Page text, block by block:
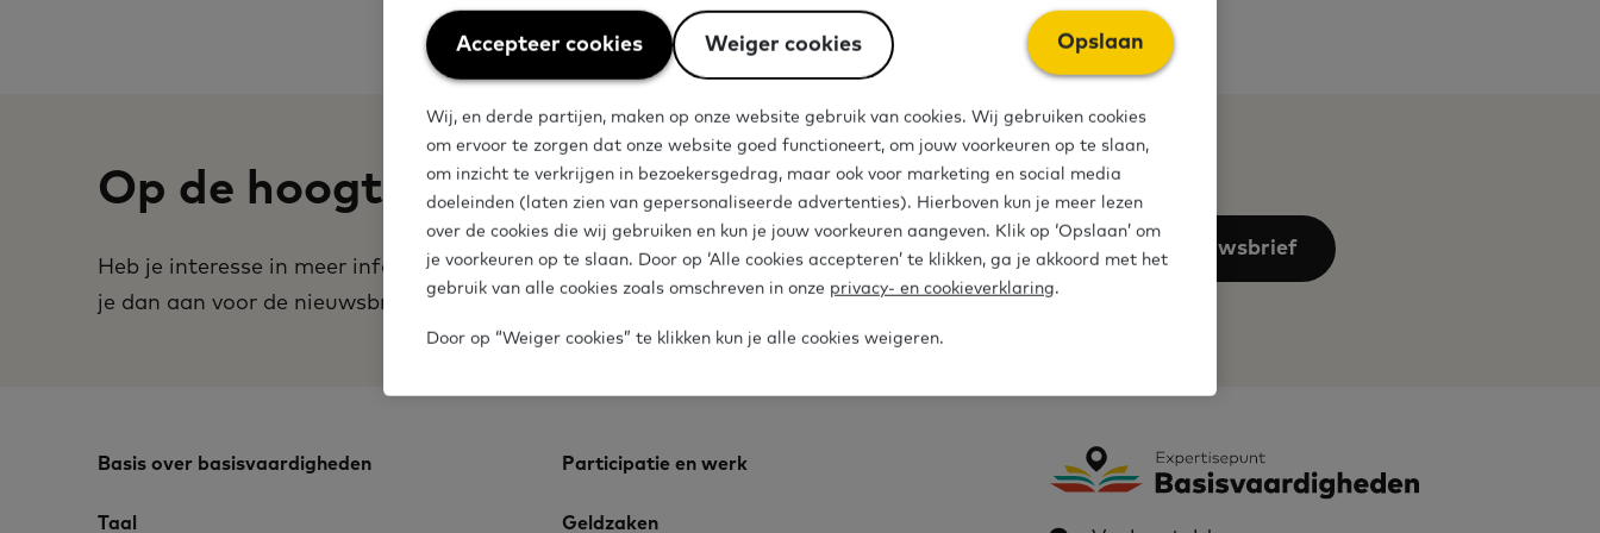
Op de hoogte blijven?
Heb je interesse in meer informatie over basisvaardigheden? Meld
je dan aan voor de nieuwsbrief.
Meld je aan voor de nieuwsbrief
Basis over basisvaardigheden Participatie en werk
Taal Geldzaken
Accepteer cookies Weiger cookies Opslaan
Weiger
cookies
Wij, en derde partijen, maken op onze website gebruik van cookies. Wij gebruiken cookies
om ervoor te zorgen dat onze website goed functioneert, om jouw voorkeuren op te slaan,
om inzicht te verkrijgen in bezoekersgedrag, maar ook voor marketing en social media
doeleinden (laten zien van gepersonaliseerde advertenties). Hierboven kun je meer lezen
over de cookies die wij gebruiken en kun je jouw voorkeuren aangeven. Klik op ‘Opslaan’ om
je voorkeuren op te slaan. Door op ‘Alle cookies accepteren’ te klikken, ga je akkoord met het
gebruik van alle cookies zoals omschreven in onze privacy- en cookieverklaring.
Door op “Weiger cookies” te klikken kun je alle cookies weigeren.